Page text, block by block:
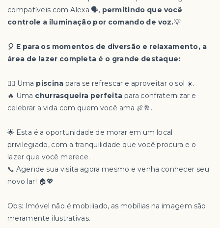
compatíveis com Alexa 🗣️, permitindo que você
controle a iluminação por comando de voz.💡
🎈 E para os momentos de diversão e relaxamento, a
área de lazer completa é o grande destaque:
🏊‍♂️ Uma piscina para se refrescar e aproveitar o sol ☀️.
🔥 Uma churrasqueira perfeita para confraternizar e
celebrar a vida com quem você ama 🍖🥂.
🌟 Esta é a oportunidade de morar em um local
privilegiado, com a tranquilidade que você procura e o
lazer que você merece.
📞 Agende sua visita agora mesmo e venha conhecer seu
novo lar! 🏠💖
Obs: Imóvel não é mobiliado, as mobílias na imagem são
meramente ilustrativas.